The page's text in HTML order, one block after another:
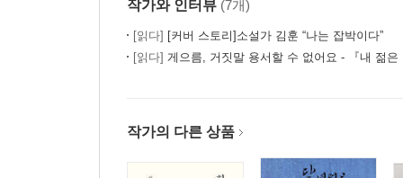
작가와 인터뷰 (7개)
[읽다] [커버 스토리]소설가 김훈 “나는 잡박이다”
[읽다] 게으름, 거짓말 용서할 수 없어요 - 『내 젊은
작가의 다른 상품